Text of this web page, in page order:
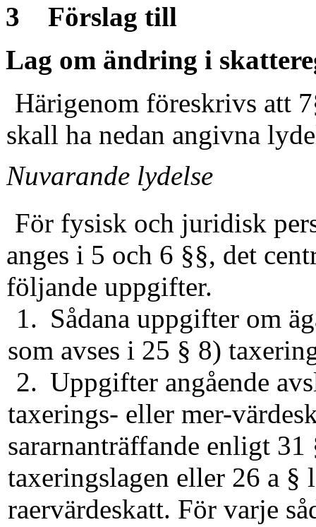
3 Förslag till
Lag om ändring i
Härigenom föreskrivs att
skall ha nedan angivna
Nuvarande lydelse
För fysisk och juridisk
anges i 5 och 6 §§, det
följande uppgifter.
1. Sådana uppgifter om
som avses i 25 § 8)
2. Uppgifter angående
taxerings- eller mer-
sararnanträffande enligt
taxeringslagen eller 26 a §
raervärdeskatt. För varje